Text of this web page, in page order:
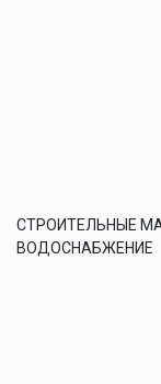
СТРОИТЕЛЬНЫЕ
ВОДОСНАБЖЕНИЕ